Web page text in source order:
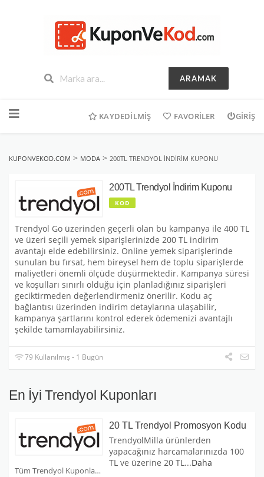
ARAMAK
geç
KAYDEDILMIŞ FAVORILER GIRIŞ
KUPONVEKOD.COM > MODA > 200TL TRENDYOL İNDIRIM KUPONU
200TL Trendyol İndirim Kuponu
KOD
Trendyol Go üzerinden geçerli olan bu kampanya ile 400 TL
ve üzeri seçili yemek siparişlerinizde 200 TL indirim
avantajı elde edebilirsiniz. Online yemek siparişlerinde
sunulan bu fırsat, hem bireysel hem de toplu siparişlerde
maliyetleri önemli ölçüde düşürmektedir. Kampanya süresi
ve koşulları sınırlı olduğu için planladığınız siparişleri
geciktirmeden değerlendirmeniz önerilir. Kodu aç
bağlantısı üzerinden indirim detaylarına ulaşabilir,
kampanya şartlarını kontrol ederek ödemenizi avantajlı
şekilde tamamlayabilirsiniz.
79 Kullanılmış - 1 Bugün
En İyi Trendyol Kuponları
Tüm Trendyol Kuponları
20 TL Trendyol Promosyon Kodu
TrendyolMilla ürünlerden
yapacağınız harcamalarınızda 100
TL ve üzerine 20 TL...Daha